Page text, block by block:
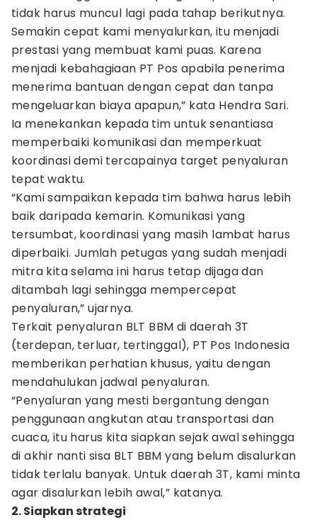
tidak harus muncul lagi pada tahap berikutnya.
Semakin cepat kami menyalurkan, itu menjadi
prestasi yang membuat kami puas. Karena
menjadi kebahagiaan PT Pos apabila penerima
menerima bantuan dengan cepat dan tanpa
mengeluarkan biaya apapun,” kata Hendra Sari.
Ia menekankan kepada tim untuk senantiasa
memperbaiki komunikasi dan memperkuat
koordinasi demi tercapainya target penyaluran
tepat waktu.
“Kami sampaikan kepada tim bahwa harus lebih
baik daripada kemarin. Komunikasi yang
tersumbat, koordinasi yang masih lambat harus
diperbaiki. Jumlah petugas yang sudah menjadi
mitra kita selama ini harus tetap dijaga dan
ditambah lagi sehingga mempercepat
penyaluran,” ujarnya.
Terkait penyaluran BLT BBM di daerah 3T
(terdepan, terluar, tertinggal), PT Pos Indonesia
memberikan perhatian khusus, yaitu dengan
mendahulukan jadwal penyaluran.
“Penyaluran yang mesti bergantung dengan
penggunaan angkutan atau transportasi dan
cuaca, itu harus kita siapkan sejak awal sehingga
di akhir nanti sisa BLT BBM yang belum disalurkan
tidak terlalu banyak. Untuk daerah 3T, kami minta
agar disalurkan lebih awal,” katanya.
2. Siapkan strategi